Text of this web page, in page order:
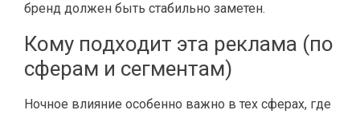
бренд должен быть стабильно заметен.
Кому подходит эта реклама (по
сферам и сегментам)
Ночное влияние особенно важно в тех сферах, где